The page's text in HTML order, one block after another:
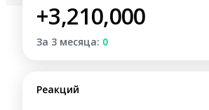
+3,210,000
За 3 месяца: 0
Реакций